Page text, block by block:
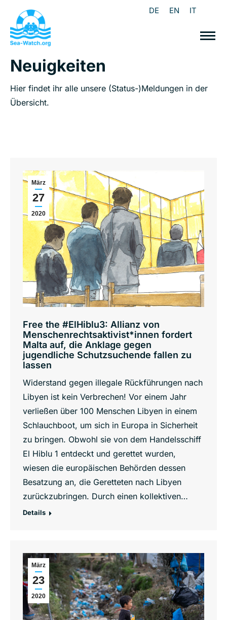
DE EN IT
Neuigkeiten
Hier findet ihr alle unsere (Status-)Meldungen in der
Übersicht.
März
27
2020
Free the #ElHiblu3: Allianz von
Menschenrechtsaktivist*innen fordert
Malta auf, die Anklage gegen
jugendliche Schutzsuchende fallen zu
lassen
Widerstand gegen illegale Rückführungen nach
Libyen ist kein Verbrechen! Vor einem Jahr
verließen über 100 Menschen Libyen in einem
Schlauchboot, um sich in Europa in Sicherheit
zu bringen. Obwohl sie von dem Handelsschiff
El Hiblu 1 entdeckt und gerettet wurden,
wiesen die europäischen Behörden dessen
Besatzung an, die Geretteten nach Libyen
zurückzubringen. Durch einen kollektiven…
Details
März
23
2020